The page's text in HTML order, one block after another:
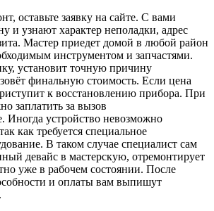
оставьте заявку на сайте. С вами
и узнают характер неполадки, адрес
Мастер приедет домой в любой район
инструментом и запчастями.
установит точную причину
финальную стоимость. Если цена
к восстановлению прибора. При
заплатить за вызов
Иногда устройство невозможно
как требуется специальное
В таком случае специалист сам
девайс в мастерскую, отремонтирует
уже в рабочем состоянии. После
и оплаты вам выпишут